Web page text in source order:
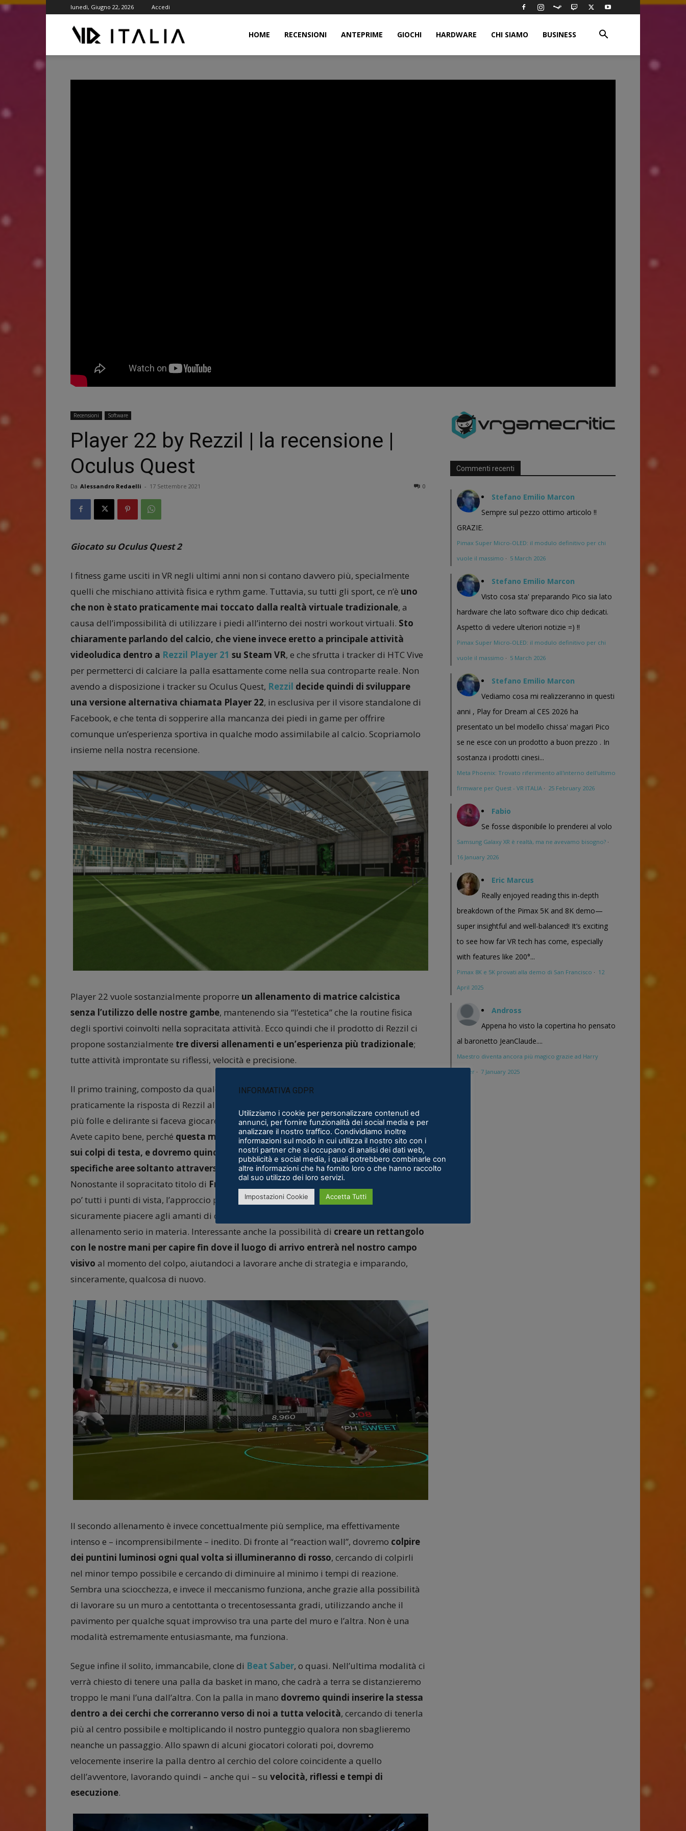
lunedì, Giugno 22, 2026 Accedi
HOME RECENSIONI ANTEPRIME GIOCHI HARDWARE CHI SIAMO BUSINESS
Recensioni Software
Player 22 by Rezzil | la recensione |
Oculus Quest
Da Alessandro Redaelli - 17 Settembre 2021 0
Giocato su Oculus Quest 2
I fitness game usciti in VR negli ultimi anni non si contano davvero più, specialmente
quelli che mischiano attività fisica e rythm game. Tuttavia, su tutti gli sport, ce n’è uno
che non è stato praticamente mai toccato dalla realtà virtuale tradizionale, a
causa dell’impossibilità di utilizzare i piedi all’interno dei nostri workout virtuali. Sto
chiaramente parlando del calcio, che viene invece eretto a principale attività
videoludica dentro a Rezzil Player 21 su Steam VR, e che sfrutta i tracker di HTC Vive
per permetterci di calciare la palla esattamente come nella sua controparte reale. Non
avendo a disposizione i tracker su Oculus Quest, Rezzil decide quindi di sviluppare
una versione alternativa chiamata Player 22, in esclusiva per il visore standalone di
Facebook, e che tenta di sopperire alla mancanza dei piedi in game per offrire
comunque un’esperienza sportiva in qualche modo assimilabile al calcio. Scopriamolo
insieme nella nostra recensione.
Player 22 vuole sostanzialmente proporre un allenamento di matrice calcistica
senza l’utilizzo delle nostre gambe, mantenendo sia “l’estetica” che la routine fisica
degli sportivi coinvolti nella sopracitata attività. Ecco quindi che il prodotto di Rezzil ci
propone sostanzialmente tre diversi allenamenti e un’esperienza più tradizionale;
tutte attività improntate su riflessi, velocità e precisione.
Il primo training, composto da qualche decina di livelli e un paio di sotto modalità, è
praticamente la risposta di Rezzil all’immortale
più folle e delirante si faceva giocare soltanto attraverso l’utilizzo della nostra testa.
Avete capito bene, perché questa modalità di Player 22 è sostanzialmente basata
sui colpi di testa, e dovremo quindi indirizzare la palla all’interno di alcune
specifiche aree soltanto attraverso la direzione e la velocità dei nostri movimenti.
Nonostante il sopracitato titolo di Frame Interactiverisultasse più interessante da un
po’ tutti i punti di vista, l’approccio più realistico restituito da Player 22 farà
sicuramente piacere agli amanti di questo sport, come a tutti quelli che cercano un
allenamento serio in materia. Interessante anche la possibilità di creare un rettangolo
con le nostre mani per capire fin dove il luogo di arrivo entrerà nel nostro campo
visivo al momento del colpo, aiutandoci a lavorare anche di strategia e imparando,
sinceramente, qualcosa di nuovo.
Il secondo allenamento è invece concettualmente più semplice, ma effettivamente
intenso e – incomprensibilmente – inedito. Di fronte al “reaction wall”, dovremo colpire
dei puntini luminosi ogni qual volta si illumineranno di rosso, cercando di colpirli
nel minor tempo possibile e cercando di diminuire al minimo i tempi di reazione.
Sembra una sciocchezza, e invece il meccanismo funziona, anche grazie alla possibilità
di lavorare su un muro a centottanta o trecentosessanta gradi, utilizzando anche il
pavimento per qualche squat improvviso tra una parte del muro e l’altra. Non è una
modalità estremamente entusiasmante, ma funziona.
Segue infine il solito, immancabile, clone di Beat Saber, o quasi. Nell’ultima modalità ci
verrà chiesto di tenere una palla da basket in mano, che cadrà a terra se distanzieremo
troppo le mani l’una dall’altra. Con la palla in mano dovremo quindi inserire la stessa
dentro a dei cerchi che correranno verso di noi a tutta velocità, cercando di tenerla
più al centro possibile e moltiplicando il nostro punteggio qualora non sbaglieremo
neanche un passaggio. Allo spawn di alcuni giocatori colorati poi, dovremo
velocemente inserire la palla dentro al cerchio del colore coincidente a quello
dell’avventore, lavorando quindi – anche qui – su velocità, riflessi e tempi di
esecuzione.
Commenti recenti
Stefano Emilio Marcon
Sempre sul pezzo ottimo articolo !!
GRAZIE.
Pimax Super Micro-OLED: il modulo definitivo per chi
vuole il massimo · 5 March 2026
Stefano Emilio Marcon
Visto cosa sta' preparando Pico sia lato
hardware che lato software dico chip dedicati.
Aspetto di vedere ulteriori notizie =) !!
Pimax Super Micro-OLED: il modulo definitivo per chi
vuole il massimo · 5 March 2026
Stefano Emilio Marcon
Vediamo cosa mi realizzeranno in questi
anni , Play for Dream al CES 2026 ha
presentato un bel modello chissa' magari Pico
se ne esce con un prodotto a buon prezzo . In
sostanza i prodotti cinesi...
Meta Phoenix: Trovato riferimento all'interno dell'ultimo
firmware per Quest - VR ITALIA · 25 February 2026
Fabio
Se fosse disponibile lo prenderei al volo
Samsung Galaxy XR è realtà, ma ne avevamo bisogno? ·
16 January 2026
Eric Marcus
Really enjoyed reading this in-depth
breakdown of the Pimax 5K and 8K demo—
super insightful and well-balanced! It’s exciting
to see how far VR tech has come, especially
with features like 200°...
Pimax 8K e 5K provati alla demo di San Francisco · 12
April 2025
Andross
Appena ho visto la copertina ho pensato
al baronetto JeanClaude....
Maestro diventa ancora più magico grazie ad Harry
Potter · 7 January 2025
INFORMATIVA GDPR
Utilizziamo i cookie per personalizzare contenuti ed
annunci, per fornire funzionalità dei social media e per
analizzare il nostro traffico. Condividiamo inoltre
informazioni sul modo in cui utilizza il nostro sito con i
nostri partner che si occupano di analisi dei dati web,
pubblicità e social media, i quali potrebbero combinarle con
altre informazioni che ha fornito loro o che hanno raccolto
dal suo utilizzo dei loro servizi.
Impostazioni Cookie Accetta Tutti